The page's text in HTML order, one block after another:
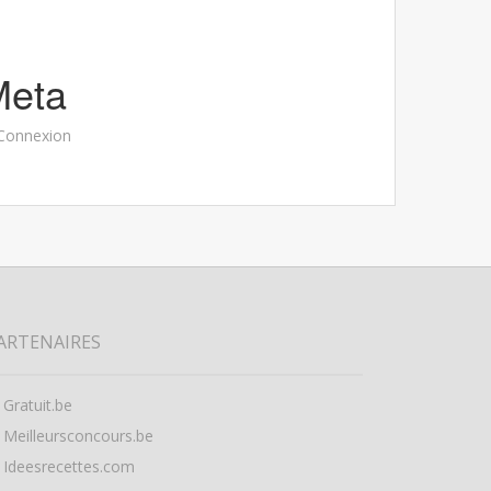
Gratuit.be
Meilleursconcours.be
Ideesrecettes.com